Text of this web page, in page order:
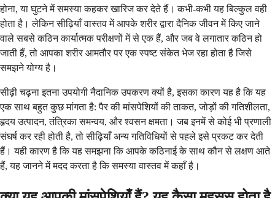
होना, या घुटने में समस्या कहकर खारिज कर देते हैं। कभी-कभी यह बिल्कुल वही
होता है। लेकिन सीढ़ियाँ वास्तव में आपके शरीर द्वारा दैनिक जीवन में किए जाने
वाले सबसे कठिन कार्यात्मक परीक्षणों में से एक हैं, और जब वे लगातार कठिन हो
जाती हैं, तो आपका शरीर आमतौर पर एक स्पष्ट संकेत भेज रहा होता है जिसे
समझने योग्य है।
सीढ़ी चढ़ना इतना उपयोगी नैदानिक ​​उपकरण क्यों है, इसका कारण यह है कि यह
एक साथ बहुत कुछ मांगता है: पैर की मांसपेशियों की ताकत, जोड़ों की गतिशीलता,
हृदय उत्पादन, तंत्रिका समन्वय, और श्वसन क्षमता। जब इनमें से कोई भी प्रणाली
संघर्ष कर रही होती है, तो सीढ़ियाँ अन्य गतिविधियों से पहले इसे प्रकट कर देती
हैं। यही कारण है कि यह समझना कि आपके कठिनाई के साथ कौन से लक्षण आते
हैं, यह जानने में मदद करता है कि समस्या वास्तव में कहाँ है।